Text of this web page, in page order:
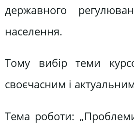
державного
населення.
Тому вибір теми
своєчасним і
Тема роботи: